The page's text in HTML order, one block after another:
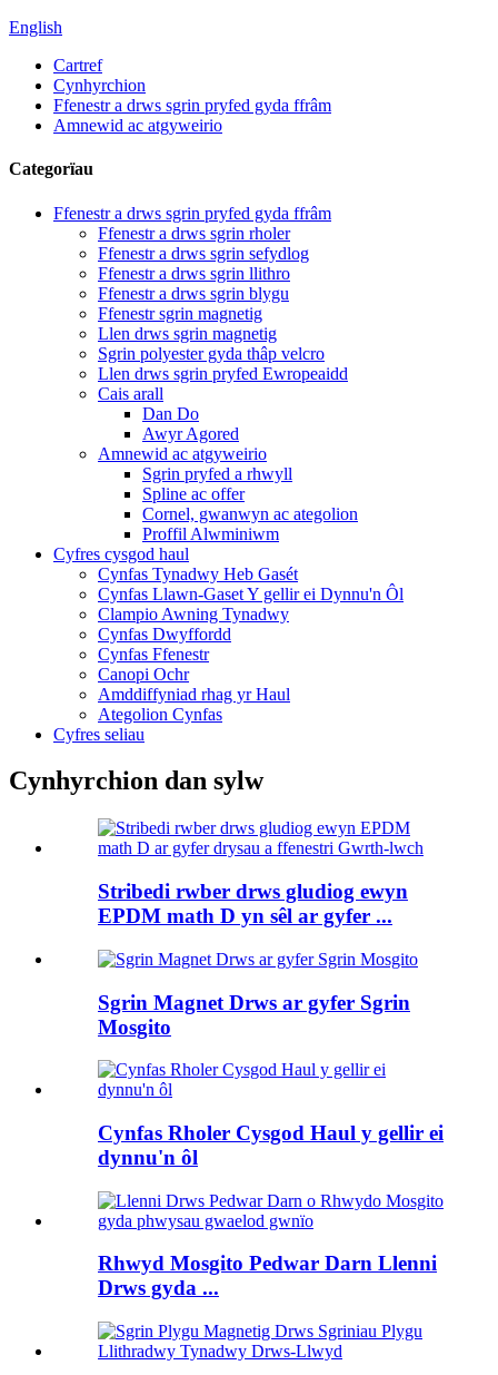
English
Cartref
Cynhyrchion
Ffenestr a drws sgrin pryfed gyda ffrâm
Amnewid ac atgyweirio
Categorïau
Ffenestr a drws sgrin pryfed gyda ffrâm
Ffenestr a drws sgrin rholer
Ffenestr a drws sgrin sefydlog
Ffenestr a drws sgrin llithro
Ffenestr a drws sgrin blygu
Ffenestr sgrin magnetig
Llen drws sgrin magnetig
Sgrin polyester gyda thâp velcro
Llen drws sgrin pryfed Ewropeaidd
Cais arall
Dan Do
Awyr Agored
Amnewid ac atgyweirio
Sgrin pryfed a rhwyll
Spline ac offer
Cornel, gwanwyn ac ategolion
Proffil Alwminiwm
Cyfres cysgod haul
Cynfas Tynadwy Heb Gasét
Cynfas Llawn-Gaset Y gellir ei Dynnu'n Ôl
Clampio Awning Tynadwy
Cynfas Dwyffordd
Cynfas Ffenestr
Canopi Ochr
Amddiffyniad rhag yr Haul
Ategolion Cynfas
Cyfres seliau
Cynhyrchion dan sylw
Stribedi rwber drws gludiog ewyn
EPDM math D yn sêl ar gyfer ...
Sgrin Magnet Drws ar gyfer Sgrin
Mosgito
Cynfas Rholer Cysgod Haul y gellir ei
dynnu'n ôl
Rhwyd ​​Mosgito Pedwar Darn Llenni
Drws gyda ...